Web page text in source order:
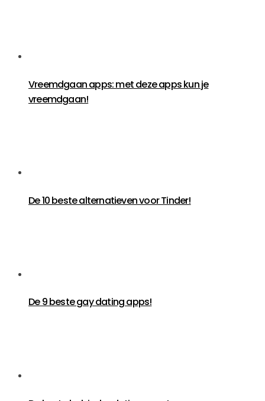
Vreemdgaan apps: met deze apps kun je
vreemdgaan!
De 10 beste alternatieven voor Tinder!
De 9 beste gay dating apps!